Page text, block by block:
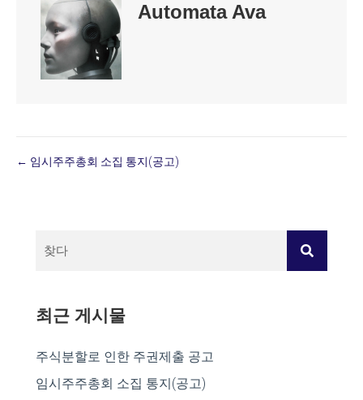
Automata Ava
Posts
← 임시주주총회 소집 통지(공고)
최근 게시물
주식분할로 인한 주권제출 공고
임시주주총회 소집 통지(공고)